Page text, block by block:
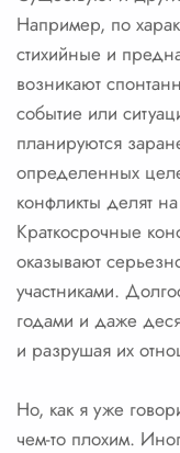
Например, по
стихийные и
возникают
событие или
планируются
определенных
конфликты делят
Краткосрочные
оказывают
участниками.
годами и даже
и разрушая их
Но, как я уже
чем-то плохим.